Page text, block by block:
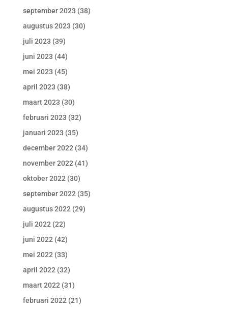
september 2023 (38)
augustus 2023 (30)
juli 2023 (39)
juni 2023 (44)
mei 2023 (45)
april 2023 (38)
maart 2023 (30)
februari 2023 (32)
januari 2023 (35)
december 2022 (34)
november 2022 (41)
oktober 2022 (30)
september 2022 (35)
augustus 2022 (29)
juli 2022 (22)
juni 2022 (42)
mei 2022 (33)
april 2022 (32)
maart 2022 (31)
februari 2022 (21)